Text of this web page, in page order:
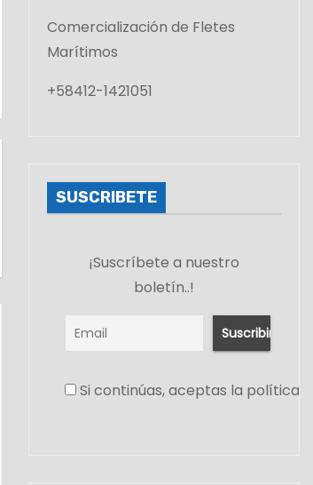
Comercialización de Fletes
Marítimos
+58412-1421051
SUSCRIBETE
¡Suscríbete a nuestro
boletín..!
Si continúas, aceptas la política